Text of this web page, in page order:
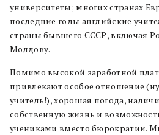
университеты; многих странах
последние годы английские
страны бывшего СССР, включая
Молдову.
Помимо высокой заработной
привлекают особое отношение
учитель!), хорошая погода,
собственную жизнь и
учениками вместо бюрократии.